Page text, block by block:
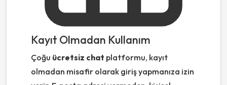
Kayıt Olmadan Kullanım
Çoğu ücretsiz chat platformu, kayıt
olmadan misafir olarak giriş yapmanıza izin